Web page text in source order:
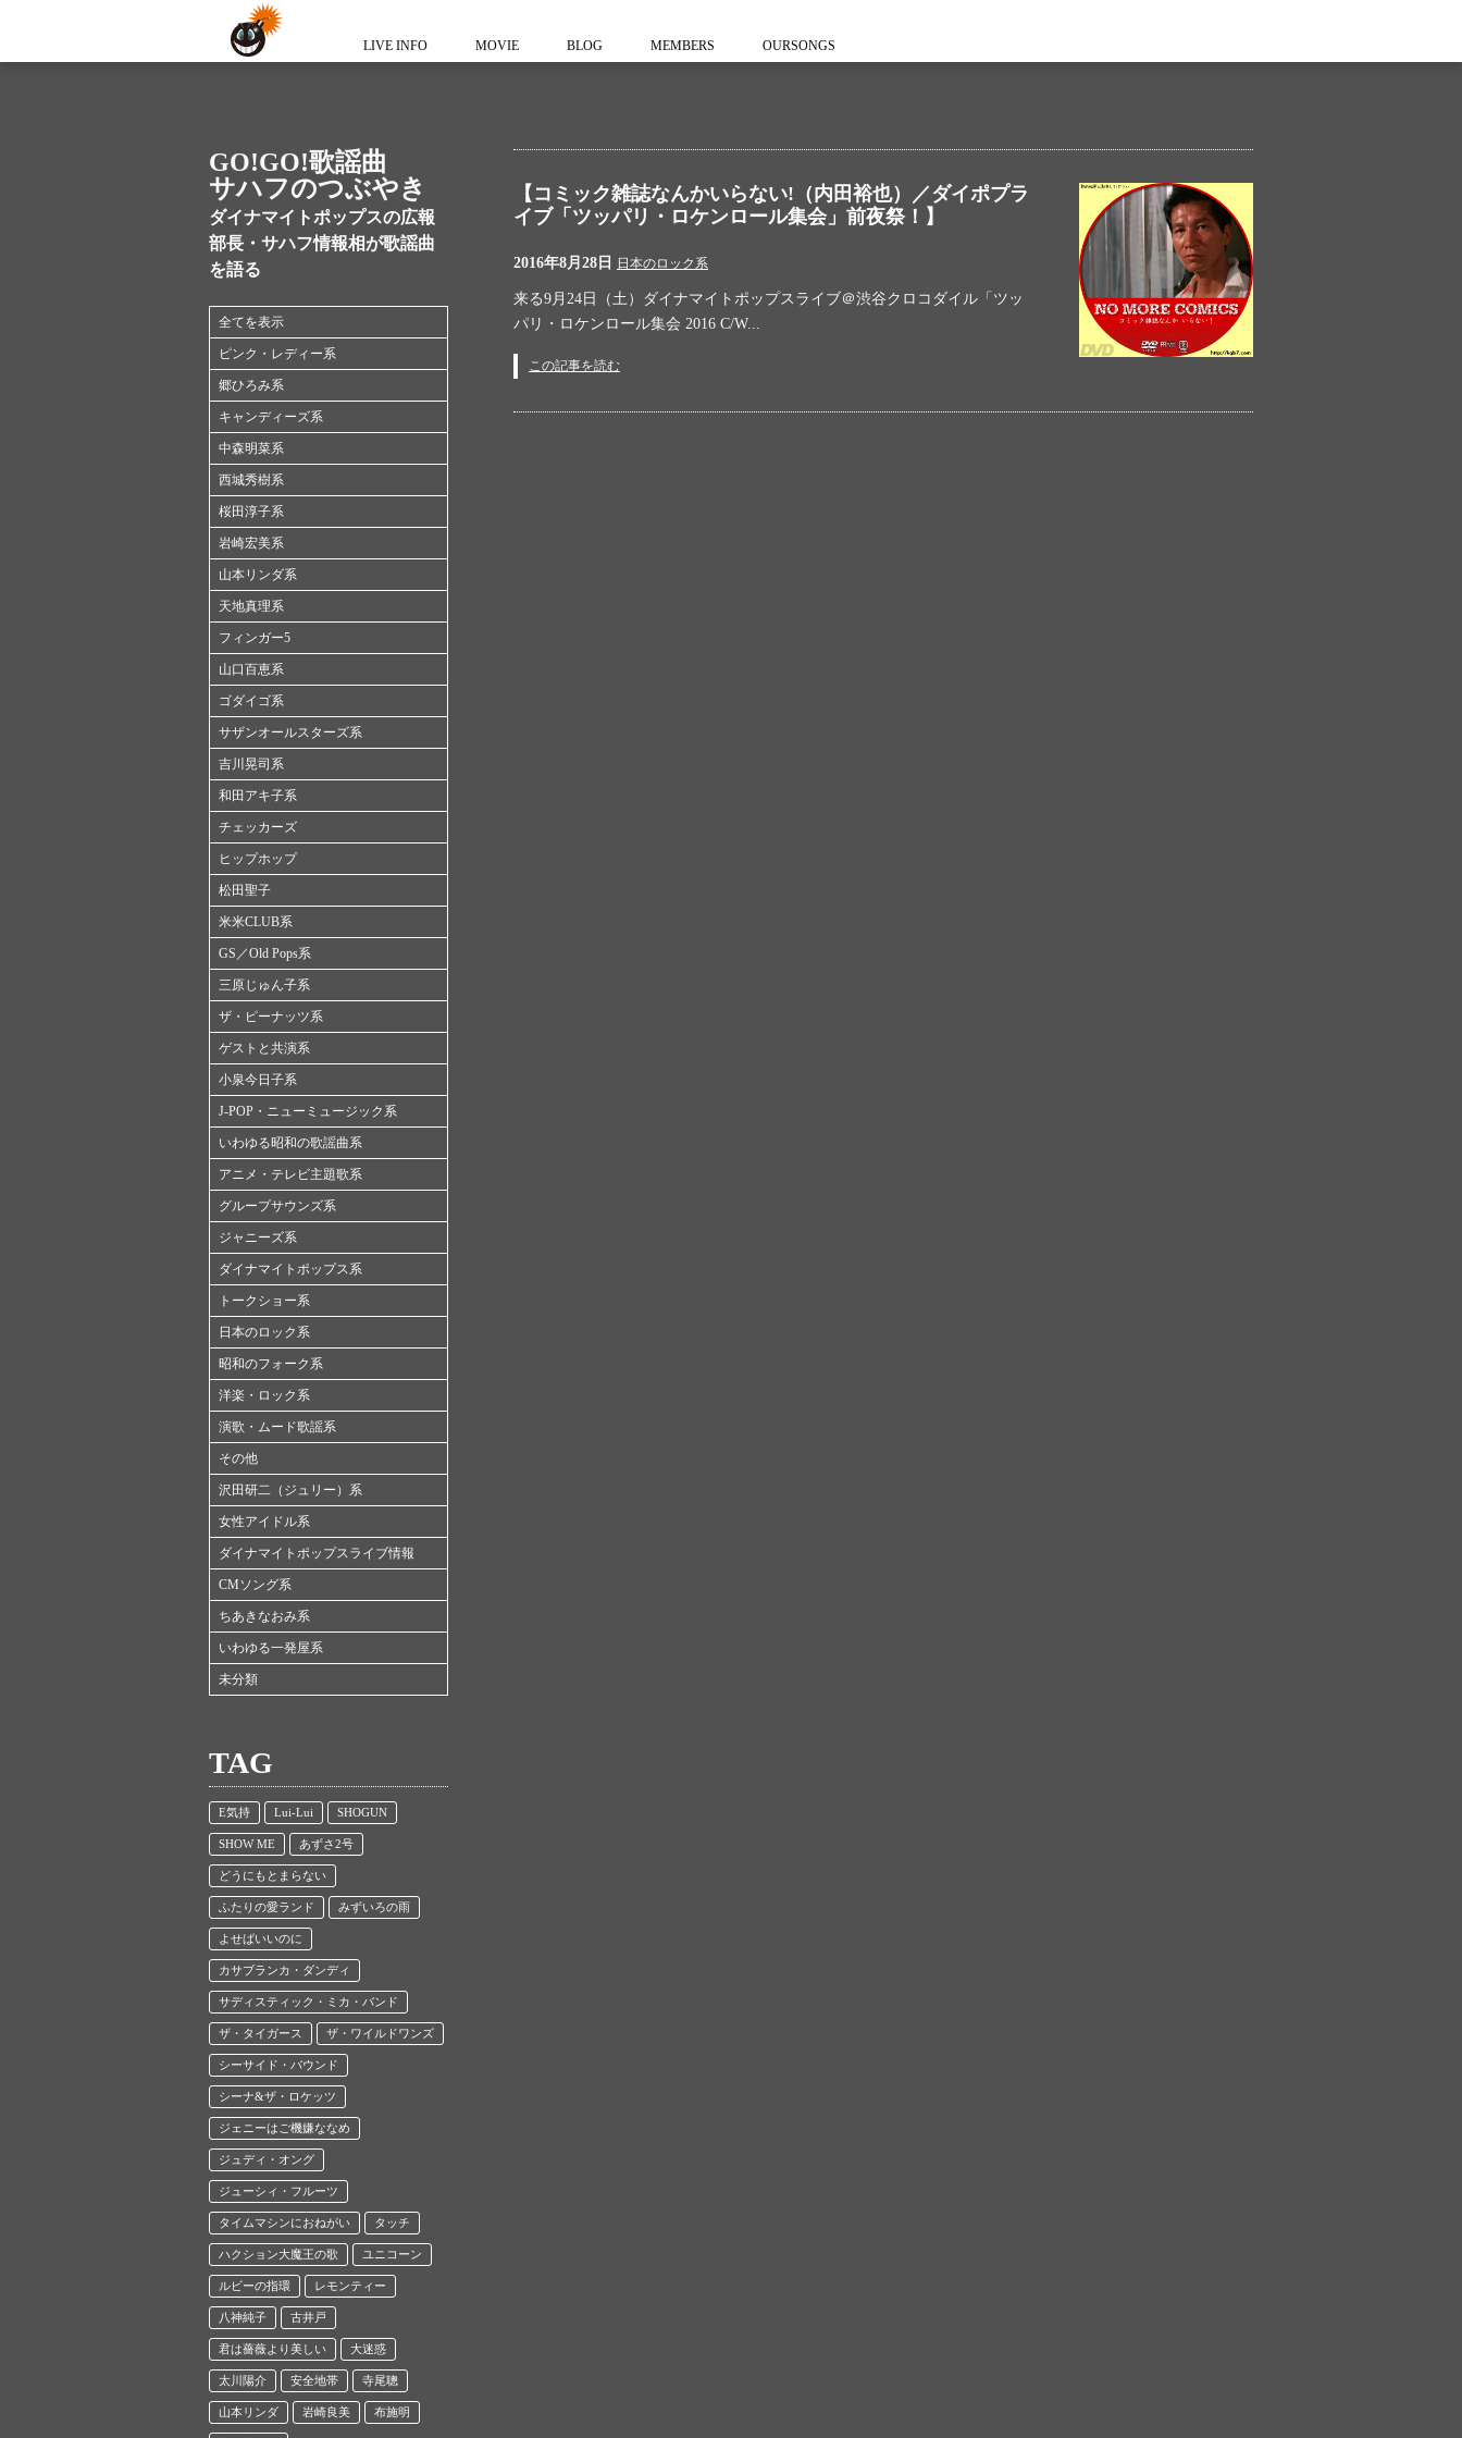
LIVE INFO MOVIE BLOG MEMBERS OURSONGS
GO!GO!歌謡曲
サハフのつぶやき
ダイナマイトポップスの広報
部長・サハフ情報相が歌謡曲
を語る
全てを表示
ピンク・レディー系
郷ひろみ系
キャンディーズ系
中森明菜系
西城秀樹系
桜田淳子系
岩崎宏美系
山本リンダ系
天地真理系
フィンガー5
山口百恵系
ゴダイゴ系
サザンオールスターズ系
吉川晃司系
和田アキ子系
チェッカーズ
ヒップホップ
松田聖子
米米CLUB系
GS／Old Pops系
三原じゅん子系
ザ・ピーナッツ系
ゲストと共演系
小泉今日子系
J-POP・ニューミュージック系
いわゆる昭和の歌謡曲系
アニメ・テレビ主題歌系
グループサウンズ系
ジャニーズ系
ダイナマイトポップス系
トークショー系
日本のロック系
昭和のフォーク系
洋楽・ロック系
演歌・ムード歌謡系
その他
沢田研二（ジュリー）系
女性アイドル系
ダイナマイトポップスライブ情報
CMソング系
ちあきなおみ系
いわゆる一発屋系
未分類
TAG
E気持 Lui-Lui SHOGUN
SHOW ME あずさ2号
どうにもとまらない
ふたりの愛ランド みずいろの雨
よせばいいのに
カサブランカ・ダンディ
サディスティック・ミカ・バンド
ザ・タイガース ザ・ワイルドワンズ
シーサイド・バウンド
シーナ&ザ・ロケッツ
ジェニーはご機嫌ななめ
ジュディ・オング
ジューシィ・フルーツ
タイムマシンにおねがい タッチ
ハクション大魔王の歌 ユニコーン
ルビーの指環 レモンティー
八神純子 古井戸
君は薔薇より美しい 大迷惑
太川陽介 安全地帯 寺尾聰
山本リンダ 岩崎良美 布施明
【コミック雑誌なんかいらない!（内田裕也）／ダイポプラ
イブ「ツッパリ・ロケンロール集会」前夜祭！】
2016年8月28日 日本のロック系
来る9月24日（土）ダイナマイトポップスライブ＠渋谷クロコダイル「ツッ
パリ・ロケンロール集会 2016 C/W...
この記事を読む